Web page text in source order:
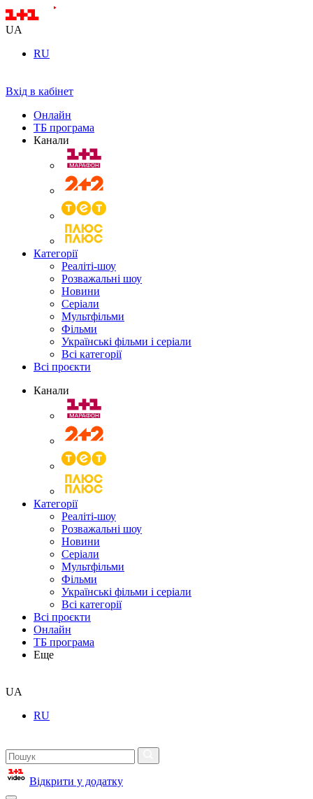
UA
RU
Вхід в кабінет
Онлайн
ТБ програма
Канали
Категорії
Реаліті-шоу
Розважальні шоу
Новини
Серіали
Мультфільми
Фільми
Українські фільми і серіали
Всі категорії
Всі проєкти
Канали
Категорії
Реаліті-шоу
Розважальні шоу
Новини
Серіали
Мультфільми
Фільми
Українські фільми і серіали
Всі категорії
Всі проєкти
Онлайн
ТБ програма
Еще
UA
RU
Відкрити у додатку